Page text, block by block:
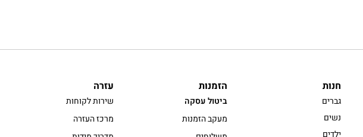
חנות
גברים
נשים
ילדים
הזמנות
ביטול עסקה
מעקב הזמנות
עזרה
שירות לקוחות
מרכז העזרה